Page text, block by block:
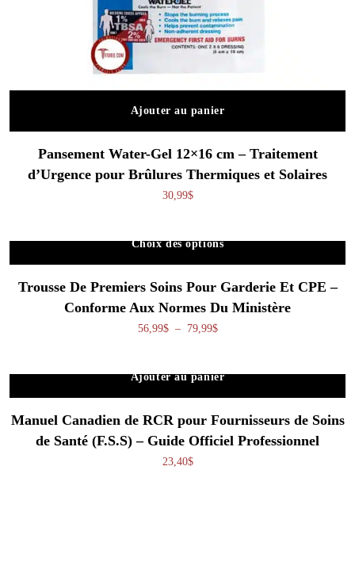
Ajouter au panier
Pansement Water-Gel 12×16 cm – Traitement
d’Urgence pour Brûlures Thermiques et Solaires
30,99$
Choix des options
Trousse De Premiers Soins Pour Garderie Et CPE –
Conforme Aux Normes Du Ministère
56,99$ – 79,99$Plage de prix : 56,99$ à
Ajouter au panier
Manuel Canadien de RCR pour Fournisseurs de Soins
de Santé (F.S.S) – Guide Officiel Professionnel
23,40$